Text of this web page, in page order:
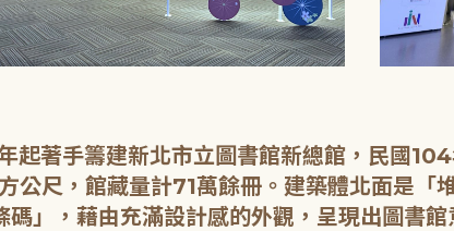
起著手籌建新北市立圖書館新總館，民國
公尺，館藏量計71萬餘冊。建築體北面是「
」，藉由充滿設計感的外觀，呈現出圖書館